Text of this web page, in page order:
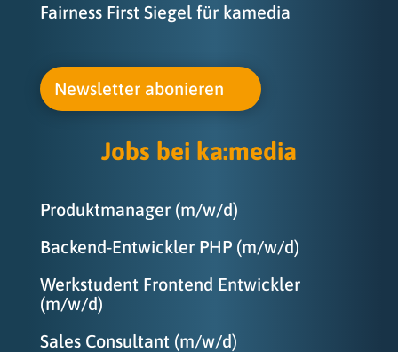
Fairness First Siegel für kamedia
Newsletter abonieren
Jobs bei ka:media
Produktmanager (m/w/d)
Backend-Entwickler PHP (m/w/d)
Werkstudent Frontend Entwickler
(m/w/d)
Sales Consultant (m/w/d)